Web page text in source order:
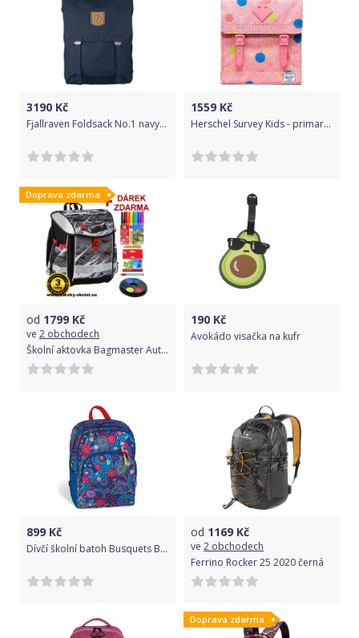
3190 Kč
Fjallraven Foldsack No.1 navy uni
1559 Kč
Herschel Survey Kids - primary polka uni
Doprava zdarma
od 1799 Kč
ve 2 obchodech
Školní aktovka Bagmaster Auto Lim 9 B - Doprava Zdarma
190 Kč
Avokádo visačka na kufr
899 Kč
Dívčí školní batoh Busquets Blue Kashmir
od 1169 Kč
ve 2 obchodech
Ferrino Rocker 25 2020 černá
Doprava zdarma